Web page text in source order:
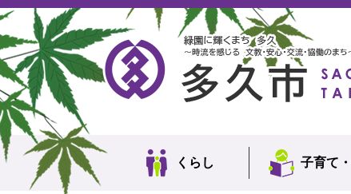
ペ
ー
ジ
の
先
頭
で
す。
メ
ニ
ュ
ー
を
飛
ば
し
て
本
くらし 子育て・